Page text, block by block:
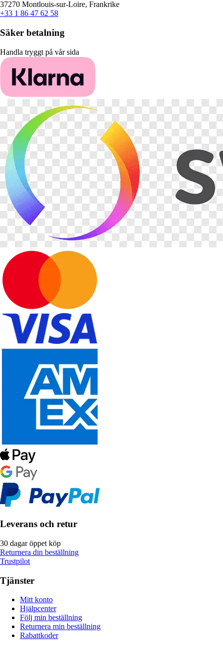
37270 Montlouis-sur-Loire, Frankrike
+33 1 86 47 62 58
Säker betalning
Handla tryggt på vår sida
Leverans och retur
30 dagar öppet köp
Returnera din beställning
Trustpilot
Tjänster
Mitt konto
Hjälpcenter
Följ min beställning
Returnera min beställning
Rabattkoder